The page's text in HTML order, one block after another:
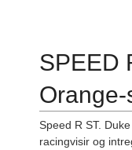
SPEED
Speed R ST.
racingvisir og